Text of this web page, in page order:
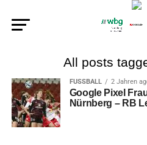
All posts
FUSSBALL 2 Jahren
Google Pixel
Nürnberg – RB